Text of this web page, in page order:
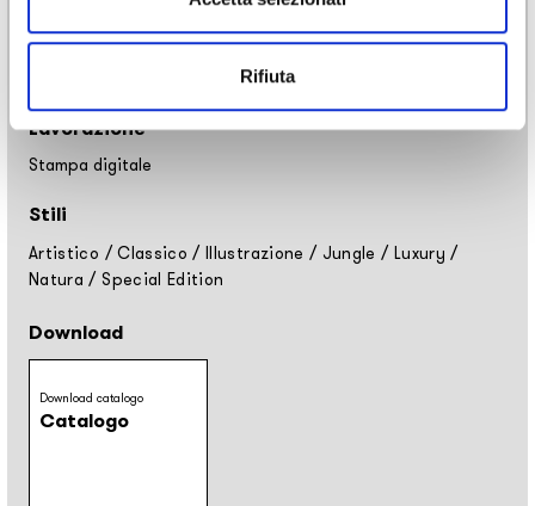
Rifiuta
Utilizzo
Lavorazione
Stampa digitale
Stili
Artistico /Classico /Illustrazione / Jungle / Luxury /
Natura /Special Edition
Download
Download catalogo
Catalogo